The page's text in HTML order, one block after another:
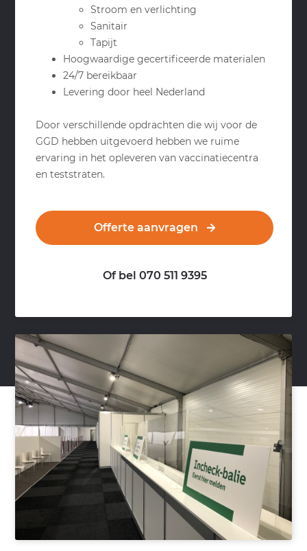
Stroom en verlichting
Sanitair
Tapijt
Hoogwaardige gecertificeerde materialen
24/7 bereikbaar
Levering door heel Nederland
Door verschillende opdrachten die wij voor de
GGD hebben uitgevoerd hebben we ruime
ervaring in het opleveren van vaccinatiecentra
en teststraten.
Offerte aanvragen
Of bel 070 511 9395